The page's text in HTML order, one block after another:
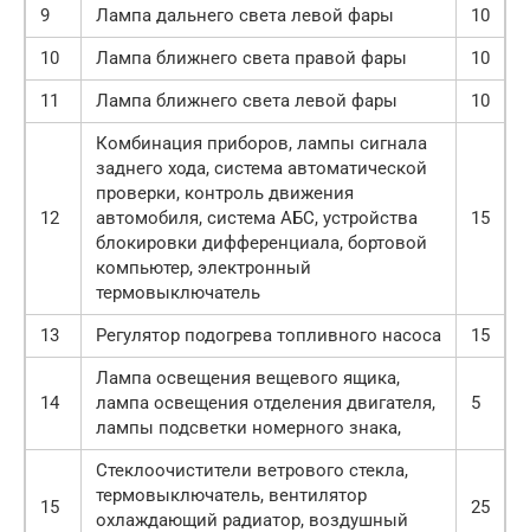
9 Лампа дальнего света левой фары
10
10
Лампа ближнего света правой фары
10
11
Лампа ближнего света левой фары 10
12
Комбинация приборов, лампы сигнала
заднего хода, система автоматической
проверки, контроль движения
автомобиля, система AБС, устройства
блокировки дифференциала, бортовой
компьютер, электронный
термовыключатель
15
13 Регулятор подогрева топливного насоса 15
14
Лампа освещения вещевого ящика,
лампа освещения отделения двигателя,
лампы подсветки номерного знака,
5
15
Стеклоочистители ветрового стекла,
термовыключатель, вентилятор
охлаждающий радиатор, воздушный
25